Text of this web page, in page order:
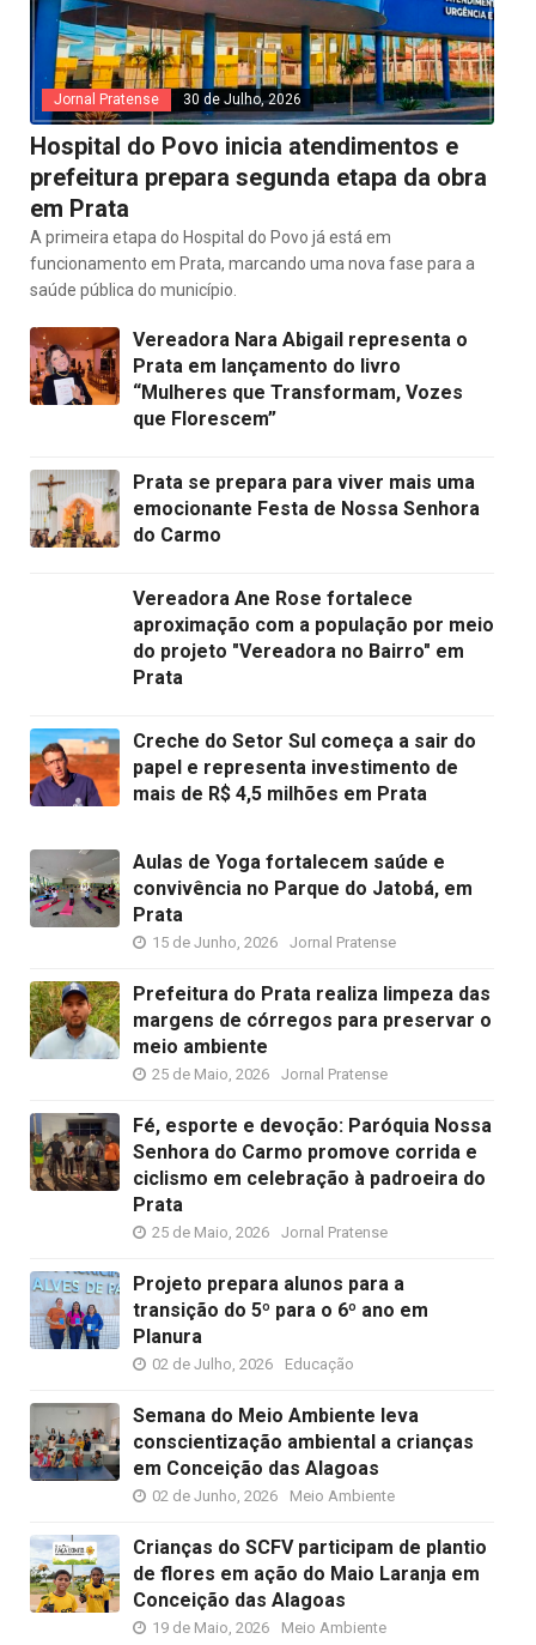
Jornal Pratense 30 de Julho, 2026
Hospital do Povo inicia atendimentos e
prefeitura prepara segunda etapa da obra
em Prata
A primeira etapa do Hospital do Povo já está em
funcionamento em Prata, marcando uma nova fase para a
saúde pública do município.
Vereadora Nara Abigail representa o
Prata em lançamento do livro
“Mulheres que Transformam, Vozes
que Florescem”
Prata se prepara para viver mais uma
emocionante Festa de Nossa Senhora
do Carmo
Vereadora Ane Rose fortalece
aproximação com a população por meio
do projeto "Vereadora no Bairro" em
Prata
Creche do Setor Sul começa a sair do
papel e representa investimento de
mais de R$ 4,5 milhões em Prata
Aulas de Yoga fortalecem saúde e
convivência no Parque do Jatobá, em
Prata
15 de Junho, 2026 Jornal Pratense
Prefeitura do Prata realiza limpeza das
margens de córregos para preservar o
meio ambiente
25 de Maio, 2026 Jornal Pratense
Fé, esporte e devoção: Paróquia Nossa
Senhora do Carmo promove corrida e
ciclismo em celebração à padroeira do
Prata
25 de Maio, 2026 Jornal Pratense
Projeto prepara alunos para a
transição do 5º para o 6º ano em
Planura
02 de Julho, 2026 Educação
Semana do Meio Ambiente leva
conscientização ambiental a crianças
em Conceição das Alagoas
02 de Junho, 2026 Meio Ambiente
Crianças do SCFV participam de plantio
de flores em ação do Maio Laranja em
Conceição das Alagoas
19 de Maio, 2026 Meio Ambiente